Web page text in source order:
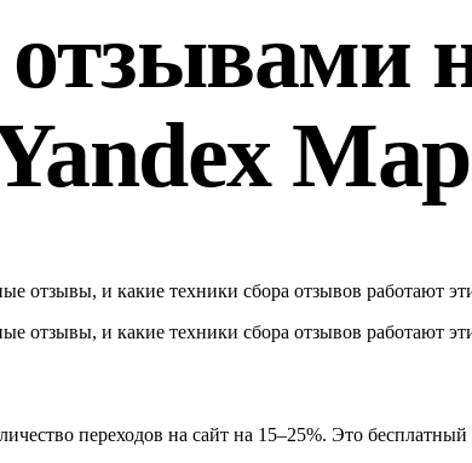
отзывы, и какие техники сбора отзывов работают
отзывы, и какие техники сбора отзывов работают
переходов на сайт на 15–25%. Это